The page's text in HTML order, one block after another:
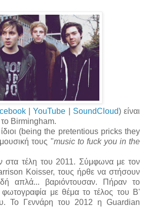
|YouTube SoundCloud) είναι
Birmingham.
(being the pretentious pricks they
τους "music to fuck you in the
στα τέλη του 2011. Σύμφωνα με τον
Koisser, τους ήρθε να στήσουν
απλά... βαριόντουσαν. Πήραν το
με θέμα το τέλος του Β'
Το Γεννάρη του 2012 η Guardian